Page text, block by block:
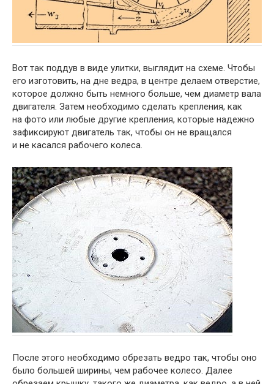
Вот так поддув в виде улитки, выглядит на схеме. Чтобы
его изготовить, на дне ведра, в центре делаем отверстие,
которое должно быть немного больше, чем диаметр вала
двигателя. Затем необходимо сделать крепления, как
на фото или любые другие крепления, которые надежно
зафиксируют двигатель так, чтобы он не вращался
и не касался рабочего колеса.
После этого необходимо обрезать ведро так, чтобы оно
было большей ширины, чем рабочее колесо. Далее